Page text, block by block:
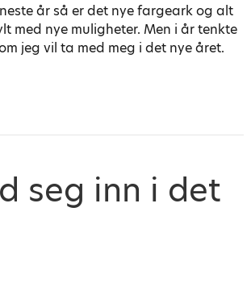
år så er det nye fargeark og alt
med nye muligheter. Men i år tenkte
jeg vil ta med meg i det nye året.
seg inn i det